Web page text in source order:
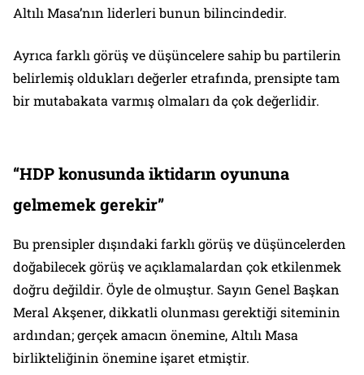
Altılı Masa’nın liderleri bunun bilincindedir.
Ayrıca farklı görüş ve düşüncelere sahip bu partilerin
belirlemiş oldukları değerler etrafında, prensipte tam
bir mutabakata varmış olmaları da çok değerlidir.
“HDP konusunda iktidarın oyununa
gelmemek gerekir”
Bu prensipler dışındaki farklı görüş ve düşüncelerden
doğabilecek görüş ve açıklamalardan çok etkilenmek
doğru değildir. Öyle de olmuştur. Sayın Genel Başkan
Meral Akşener, dikkatli olunması gerektiği siteminin
ardından; gerçek amacın önemine, Altılı Masa
birlikteliğinin önemine işaret etmiştir.